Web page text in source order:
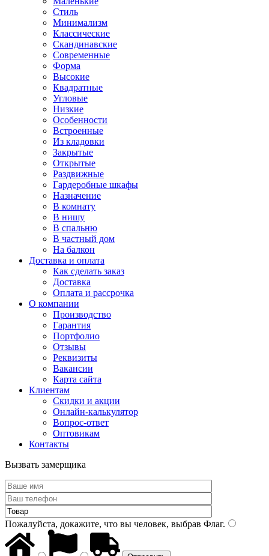
Стиль
Минимализм
Классические
Скандинавские
Современные
Форма
Высокие
Квадратные
Угловые
Низкие
Особенности
Встроенные
Из кладовки
Закрытые
Открытые
Раздвижные
Гардеробные шкафы
Назначение
В комнату
В нишу
В спальню
В частный дом
На балкон
Доставка и оплата
Как сделать заказ
Доставка
Оплата и рассрочка
О компании
Производство
Гарантия
Портфолио
Отзывы
Реквизиты
Вакансии
Карта сайта
Клиентам
Скидки и акции
Онлайн-калькулятор
Вопрос-ответ
Оптовикам
Контакты
Вызвать замерщика
Пожалуйста, докажите, что вы человек, выбрав Флаг.